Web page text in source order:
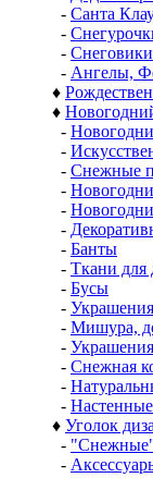
- Санта
-
- Снеговики
- Ангелы,
♦
♦
-
-
- Снежные
-
-
-
- Банты
- Ткани для
- Бусы
-
- Мишура,
-
- Снежная
-
-
♦ Уголок
- "Снежные"
-